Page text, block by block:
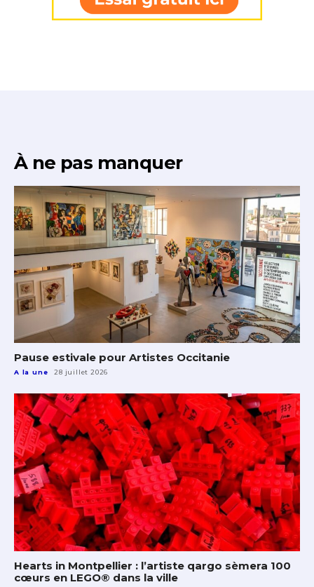
* Champ obligatoire
À ne pas manquer
Pause estivale pour Artistes Occitanie
A la une 28 juillet 2026
Hearts in Montpellier : l’artiste qargo sèmera 100
cœurs en LEGO® dans la ville